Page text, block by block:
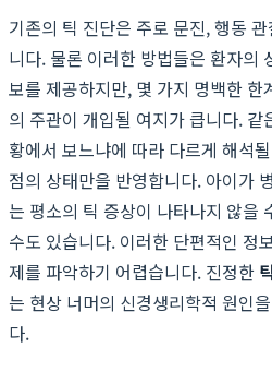
기존의 틱 진단은 주로 문진, 행동
니다. 물론 이러한 방법들은 환자의
보를 제공하지만, 몇 가지 명백한
의 주관이 개입될 여지가 큽니다.
황에서 보느냐에 따라 다르게 해석
점의 상태만을 반영합니다. 아이가
는 평소의 틱 증상이 나타나지 않을
수도 있습니다. 이러한 단편적인 정
제를 파악하기 어렵습니다. 진정한
는 현상 너머의 신경생리학적 원인
다.